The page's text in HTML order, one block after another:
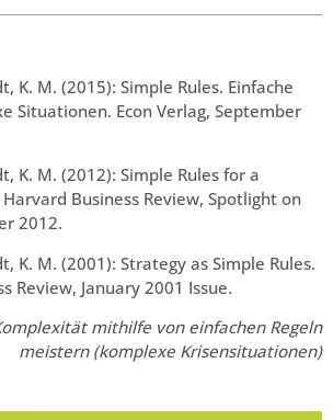
K. M. (2015): Simple Rules. Einfache
Situationen. Econ Verlag, September
K. M. (2012): Simple Rules for a
Business Review, Spotlight on
2012.
K. M. (2001): Strategy as Simple Rules.
Review, January 2001 Issue.
mithilfe von einfachen Regeln
meistern (komplexe Krisensituationen)